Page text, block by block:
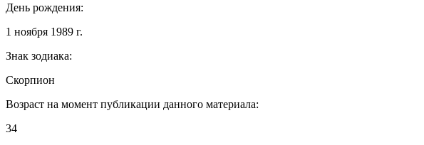
День рождения:
1 ноября 1989 г.
Знак зодиака:
Скорпион
Возраст на момент публикации данного материала:
34